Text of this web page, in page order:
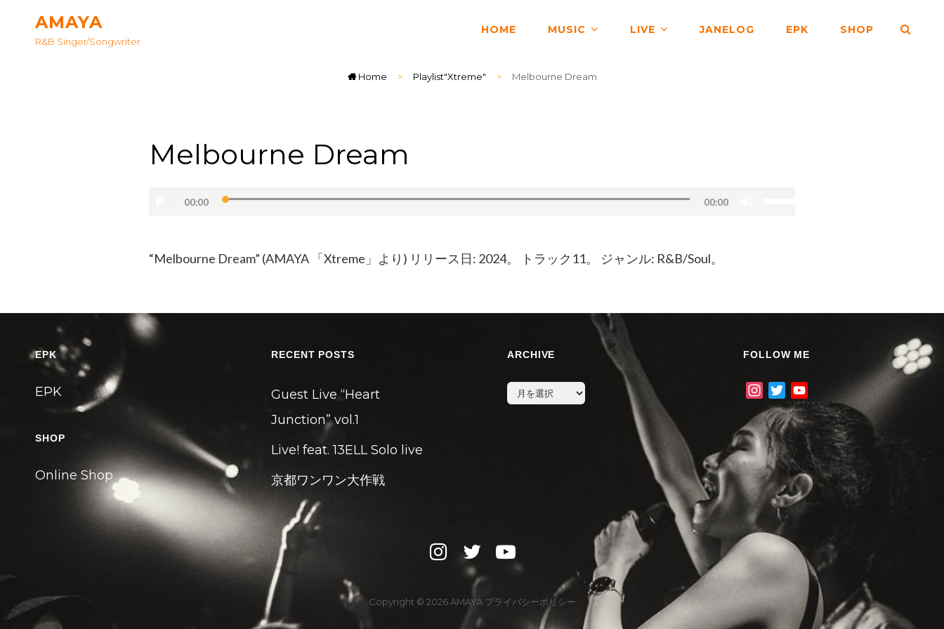
AMAYA
R&B Singer/songwriter
HOME MUSIC LIVE JANELOG EPK SHOP
Home > Playlist"Xtreme" > Melbourne Dream
Melbourne Dream
ー
00:00 00:00
節
は
下
矢
印
キ
ー
を
使
っ
て
く
だ
さ
“Melbourne Dream” (AMAYA 「Xtreme」より) リリース日: 2024。 トラック11。 ジャンル: R&B/Soul。
EPK
EPK
SHOP
Online Shop
RECENT POSTS
Guest Live “Heart
Junction” vol.1
Live! feat. 13ELL Solo live
京都ワンワン大作戦
ARCHIVE
archive
FOLLOW ME
n
s
t
a
g
r
a
w
i
t
t
e
r
o
u
T
u
b
e
n
n
e
instagram
twitteryoutube
Copyright © 2026 AMAYA プライバシーポリシー